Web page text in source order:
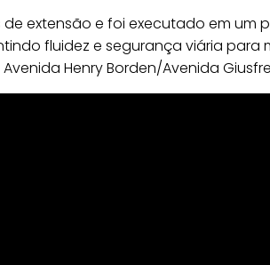
extensão e foi executado em um
fluidez e segurança viária para
Henry Borden/Avenida